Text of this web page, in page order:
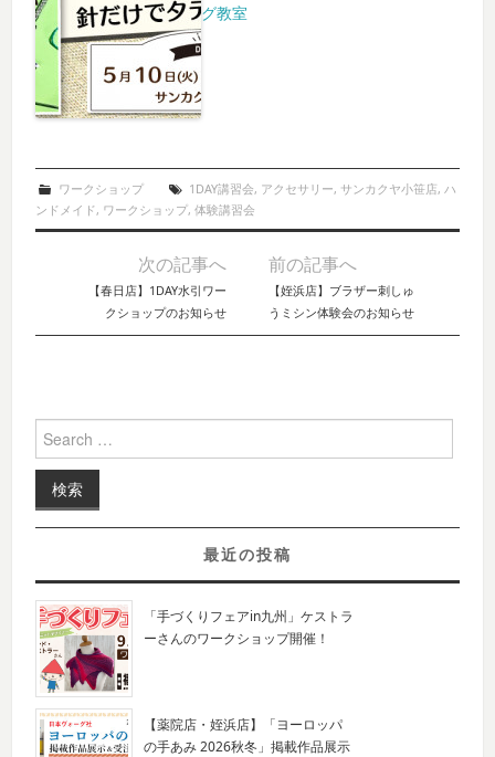
グ教室
ワークショップ 1DAY講習会, アクセサリー, サンカクヤ小笹店, ハ
ンドメイド, ワークショップ,体験講習会
Post navigation
次の記事へ
【春日店】1DAY水引ワー
クショップのお知らせ
前の記事へ
【姪浜店】ブラザー刺しゅ
うミシン体験会のお知らせ
Search for:
最近の投稿
「手づくりフェアin九州」ケストラ
ーさんのワークショップ開催！
【薬院店・姪浜店】「ヨーロッパ
の手あみ 2026秋冬」掲載作品展示